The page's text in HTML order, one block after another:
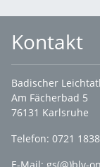
Kontakt
Badischer
Am Fächerbad 5
76131 Karlsruhe
Telefon: 0721